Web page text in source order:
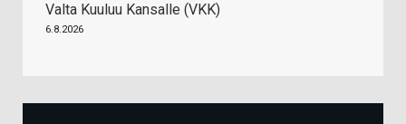
Valta Kuuluu Kansalle (VKK)
6.8.2026